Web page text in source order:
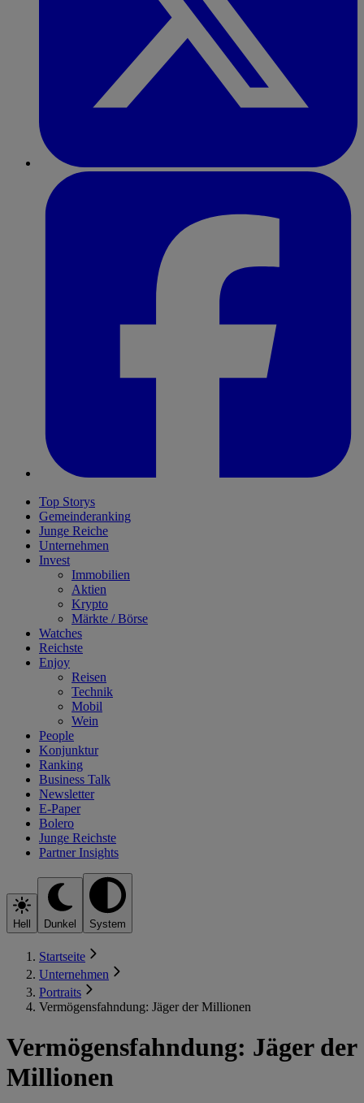
Top Storys
Gemeinderanking
Junge Reiche
Unternehmen
Invest
Immobilien
Aktien
Krypto
Märkte / Börse
Watches
Reichste
Enjoy
Reisen
Technik
Mobil
Wein
People
Konjunktur
Ranking
Business Talk
Newsletter
E-Paper
Bolero
Junge Reichste
Partner Insights
Hell Dunkel System
Startseite
Unternehmen
Portraits
Vermögensfahndung: Jäger der Millionen
Vermögensfahndung: Jäger der
Millionen